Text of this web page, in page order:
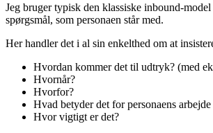
Jeg bruger typisk den klassiske inbound-
spørgsmål, som personaen står med.
Her handler det i al sin enkelthed om at
Hvordan kommer det til udtryk? (med
Hvornår?
Hvorfor?
Hvad betyder det for personaens
Hvor vigtigt er det?